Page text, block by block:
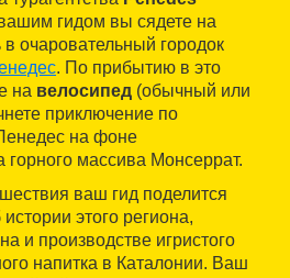
гидом вы сядете на
в очаровательный городок
. По прибытию в это
на велосипед (обычный или
приключение по
на фоне
массива Монсеррат.
ваш гид поделится
этого региона,
и производстве игристого
напитка в Каталонии. Ваш